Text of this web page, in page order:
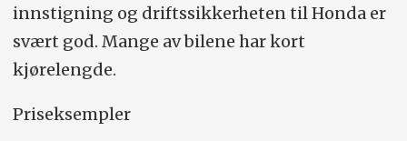
innstigning og driftssikkerheten til Honda er
svært god. Mange av bilene har kort
kjørelengde.
Priseksempler